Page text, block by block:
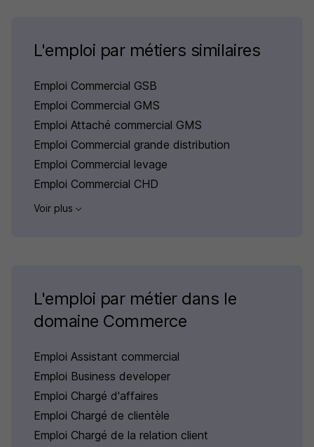
L'emploi par métiers similaires
Emploi Commercial GSB
Emploi Commercial GMS
Emploi Attaché commercial GMS
Emploi Commercial grande distribution
Emploi Commercial levage
Emploi Commercial CHD
Voir plus
L'emploi par métier dans le
domaine Commerce
Emploi Assistant commercial
Emploi Business developer
Emploi Chargé d'affaires
Emploi Chargé de clientèle
Emploi Chargé de la relation client